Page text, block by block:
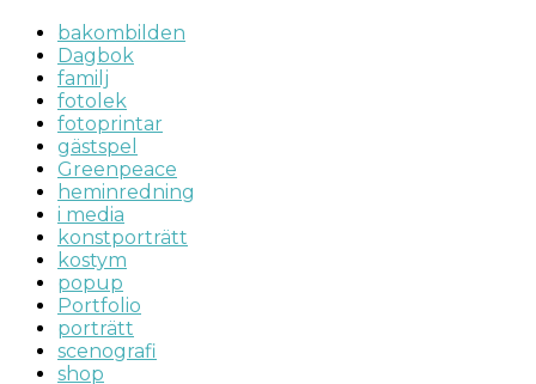
bakombilden
Dagbok
familj
fotolek
fotoprintar
gästspel
Greenpeace
heminredning
i media
konstporträtt
kostym
popup
Portfolio
porträtt
scenografi
shop